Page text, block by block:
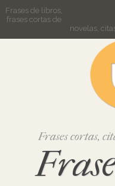
Frases de libros,
frases cortas de
novelas,
Frases cortas,